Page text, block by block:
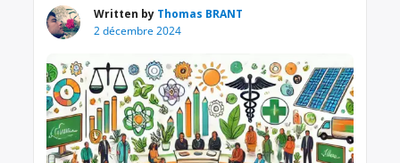
Written by Thomas BRANT
2 décembre 2024